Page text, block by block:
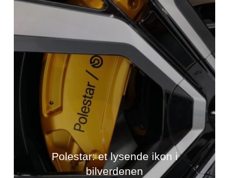
Polestar: et lysende ikon i
bilverdenen